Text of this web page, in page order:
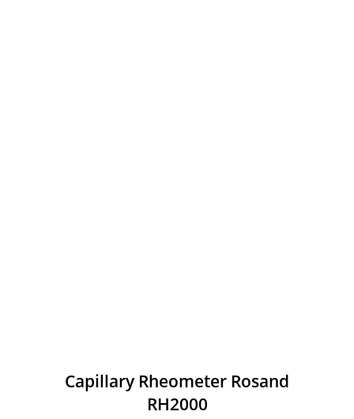
Capillary Rheometer Rosand
RH2000